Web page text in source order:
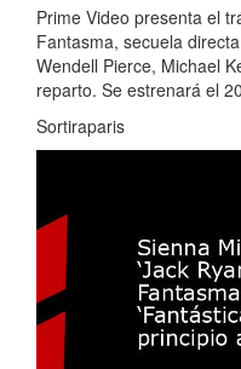
Prime Video presenta el
Fantasma, secuela
Wendell Pierce, Michael
reparto. Se estrenará el
Sortiraparis